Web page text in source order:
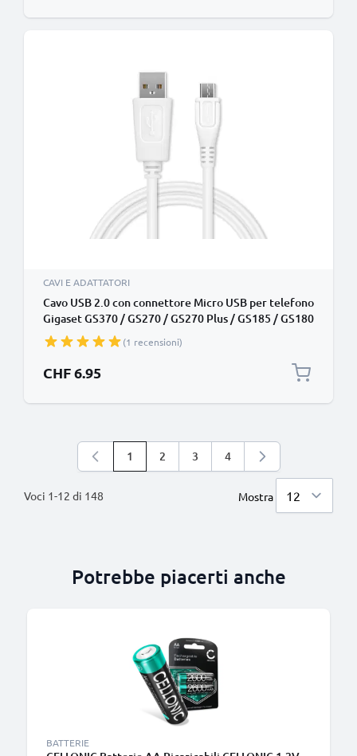
CAVI E ADATTATORI
Cavo USB 2.0 con connettore Micro USB per telefono
Gigaset GS370 / GS270 / GS270 Plus / GS185 / GS180
/ GS170 / GS160 / GS100 filo di 1m cavetto dati &
ricarica 1A in PVC bianco per cellulare
(1 recensioni)
CHF 6.95
Voci 1-12 di 148
Stai leggendo la pagina
1 Pagina
2 Pagina
3 Pagina
4
Mostra
Potrebbe piacerti anche
BATTERIE